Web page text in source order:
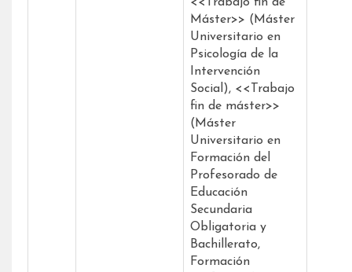
Máster>> (Máster
Universitario en
Psicología de la
Intervención
Social), <<Trabajo
fin de máster>>
(Máster
Universitario en
Formación del
Profesorado de
Educación
Secundaria
Obligatoria y
Bachillerato,
Formación